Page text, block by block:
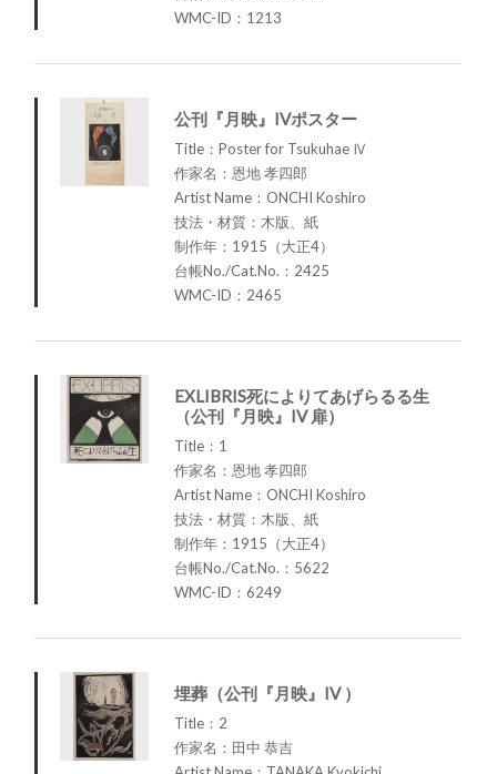
WMC-ID：1213
公刊『月映』IVポスター
Title：Poster for Tsukuhae Ⅳ
作家名：恩地 孝四郎
Artist Name：ONCHI Koshiro
技法・材質：木版、紙
制作年：1915（大正4）
台帳No./Cat.No.：2425
WMC-ID：2465
EXLIBRIS死によりてあげらるる生
（公刊『月映』IV 扉）
Title：1
作家名：恩地 孝四郎
Artist Name：ONCHI Koshiro
技法・材質：木版、紙
制作年：1915（大正4）
台帳No./Cat.No.：5622
WMC-ID：6249
埋葬（公刊『月映』IV ）
Title：2
作家名：田中 恭吉